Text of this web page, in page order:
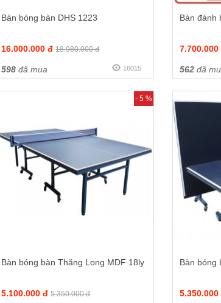
Bàn bóng bàn DHS 1223
16.000.000 đ 18.980.000 đ
598 đã mua 16015
Bàn đánh
7.700.000
562đã
- 5 %
Bàn bóng bàn Thăng Long MDF 18ly
5.100.000 đ 5.350.000 đ
Bàn bóng
5.350.000